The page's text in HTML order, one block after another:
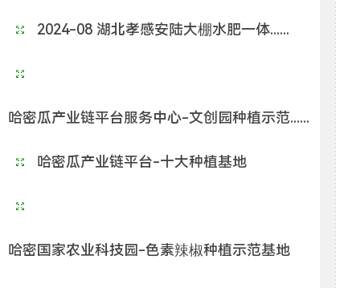
2024-08 湖北孝感安陆大棚水肥一体......
哈密瓜产业链平台服务中心-文创园种植示范......
哈密瓜产业链平台-十大种植基地
哈密国家农业科技园-色素辣椒种植示范基地